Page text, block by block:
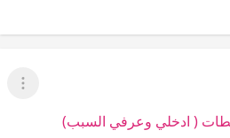
عرض
( ادخلي وعرفي السبب)